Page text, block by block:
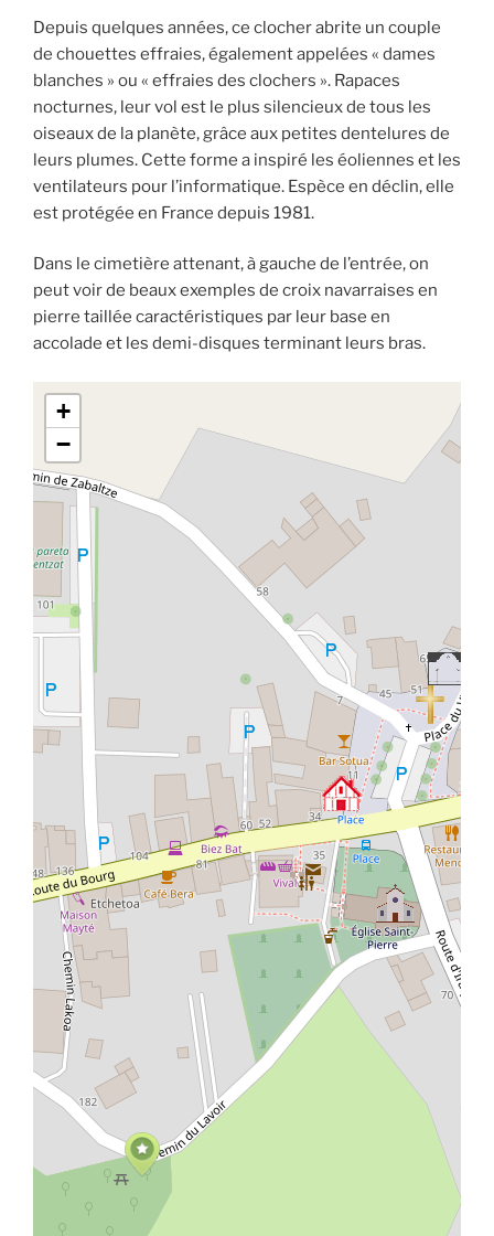
Depuis quelques années, ce clocher abrite un couple
de chouettes effraies, également appelées « dames
blanches » ou « effraies des clochers ». Rapaces
nocturnes, leur vol est le plus silencieux de tous les
oiseaux de la planète, grâce aux petites dentelures de
leurs plumes. Cette forme a inspiré les éoliennes et les
ventilateurs pour l’informatique. Espèce en déclin, elle
est protégée en France depuis 1981.
Dans le cimetière attenant, à gauche de l’entrée, on
peut voir de beaux exemples de croix navarraises en
pierre taillée caractéristiques par leur base en
accolade et les demi-disques terminant leurs bras.
+
−